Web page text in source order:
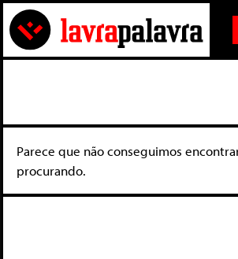
Parece que não conseguimos
procurando.